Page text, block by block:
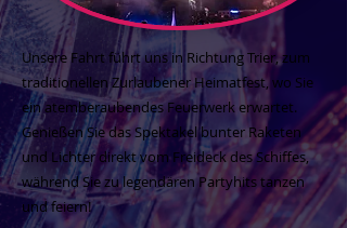
Unsere Fahrt führt uns in Richtung Trier, zum
traditionellen Zurlaubener Heimatfest, wo Sie
ein atemberaubendes Feuerwerk erwartet.
Genießen Sie das Spektakel bunter Raketen
und Lichter direkt vom Freideck des Schiffes,
während Sie zu legendären Partyhits tanzen
und feiern!